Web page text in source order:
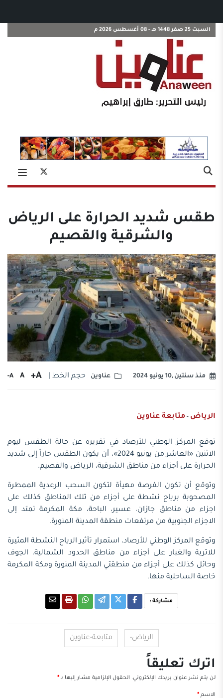
السبت 25 صفر 1448 هـ - 08 أغسطس 2026 م
طقس شديد الحرارة على الرياض
والشرقية والقصيم
منذ سنتين ,10 يونيو 2024 عناوين حجم الخط | A+
A
A-
الرياض - متابعة عناوين
توقع المركز الوطني للأرصاد في تقريره عن حالة الطقس ليوم
الاثنين «العاشر من يونيو 2024»، أن يكون الطقس حاراً إلى شديد
الحرارة على أجزاء من مناطق الشرقية، الرياض والقصيم.
وتوقع أن تكون الفرصة مهيأة لتكون السحب الرعدية الممطرة
المصحوبة برياح نشطة على أجزاء من تلك المناطق كذلك على
اجزاء من مناطق جازان، عسير، الباحة، مكة المكرمة تمتد إلى
الاجزاء الجنوبية من مرتفعات منطقة المدينة المنورة.
وتوقع المركز الوطني للأرصاد، استمرار تأثير الرياح النشطة المثيرة
للاتربة والغبار على أجزاء من مناطق الحدود الشمالية، الجوف
وحائل كذلك على أجزاء من منطقتي المدينة المنورة ومكة المكرمة
خاصة الساحلية منها.
مشاركة :
الرياض- متابعة-عناوين
اترك تعليقاً
لن يتم نشر عنوان بريدك الإلكتروني. الحقول الإلزامية مشار إليها بـ*
الاسم*